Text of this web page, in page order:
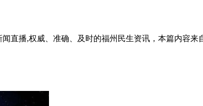
直播,权威、准确、及时的福州民生资讯，本篇内容